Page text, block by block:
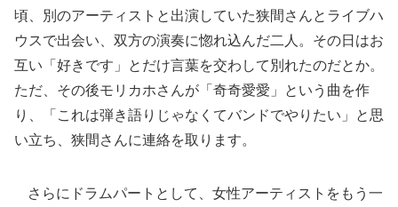
頃、別のアーティストと出演していた狭間さんとライブハ
ウスで出会い、双方の演奏に惚れ込んだ二人。その日はお
互い「好きです」とだけ言葉を交わして別れたのだとか。
ただ、その後モリカホさんが「奇奇愛愛」という曲を作
り、「これは弾き語りじゃなくてバンドでやりたい」と思
い立ち、狭間さんに連絡を取ります。
さらにドラムパートとして、女性アーティストをもう一